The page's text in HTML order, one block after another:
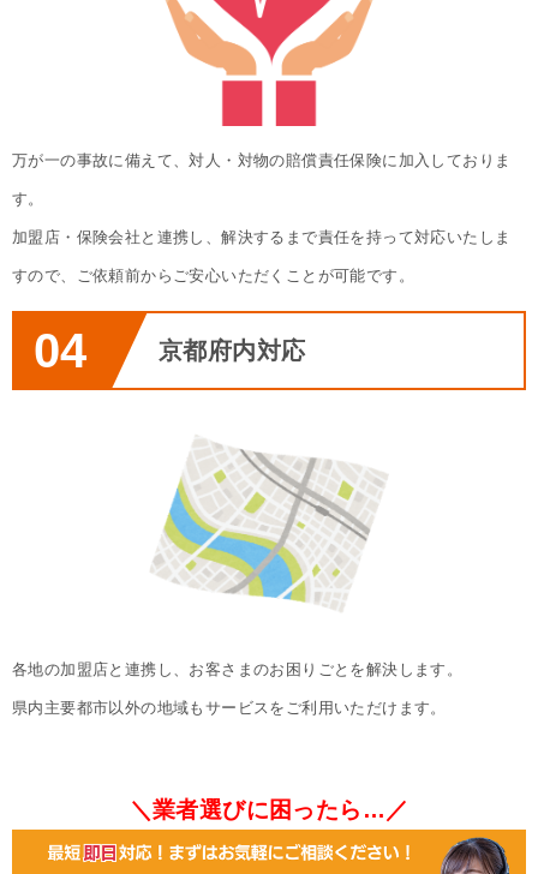
万が一の事故に備えて、対人・対物の賠償責任保険に加入しておりま
す。
加盟店・保険会社と連携し、解決するまで責任を持って対応いたしま
すので、ご依頼前からご安心いただくことが可能です。
04 京都府内対応
各地の加盟店と連携し、お客さまのお困りごとを解決します。
県内主要都市以外の地域もサービスをご利用いただけます。
＼業者選びに困ったら…／